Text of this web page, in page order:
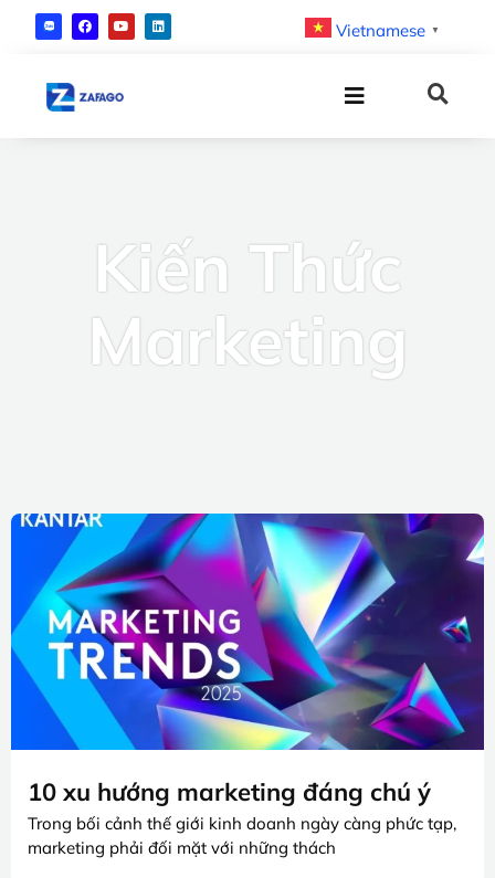
Vietnamese ▼
Kiến Thức
Marketing
10 xu hướng marketing đáng chú ý
Trong bối cảnh thế giới kinh doanh ngày càng phức tạp,
marketing phải đối mặt với những thách